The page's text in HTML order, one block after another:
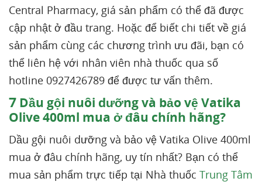
Central Pharmacy, giá sản phẩm có thể đã được
cập nhật ở đầu trang. Hoặc để biết chi tiết về giá
sản phẩm cùng các chương trình ưu đãi, bạn có
thể liên hệ với nhân viên nhà thuốc qua số
hotline 0927426789 để được tư vấn thêm.
7 Dầu gội nuôi dưỡng và bảo vệ Vatika
Olive 400ml mua ở đâu chính hãng?
Dầu gội nuôi dưỡng và bảo vệ Vatika Olive 400ml
mua ở đâu chính hãng, uy tín nhất? Bạn có thể
mua sản phẩm trực tiếp tại Nhà thuốc Trung Tâm